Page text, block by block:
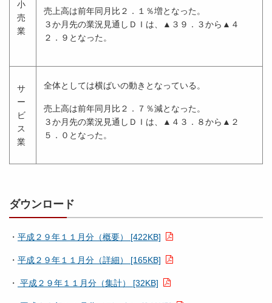
小
売
業
売上高は前年同月比２．１％増となった。
３か月先の業況見通しＤＩは、▲３９．３から▲４
２．９となった。
サ
ー
ビ
ス
業
全体としては横ばいの動きとなっている。
売上高は前年同月比２．７％減となった。
３か月先の業況見通しＤＩは、▲４３．８から▲２
５．０となった。
ダウンロード
・ 平成２９年１１月分（概要） [422KB]
・ 平成２９年１１月分（詳細） [165KB]
・ 平成２９年１１月分（集計） [32KB]